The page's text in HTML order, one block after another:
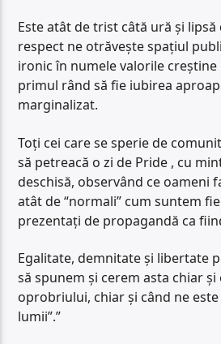
Este atât de trist câtă ură și lipsă
respect ne otrăvește spațiul
ironic în numele valorile
primul rând să fie iubirea
marginalizat.
Toți cei care se sperie de
să petreacă o zi de Pride , cu
deschisă, observând ce oameni
atât de “normali” cum suntem
prezentați de propagandă ca
Egalitate, demnitate și libertate
să spunem și cerem asta chiar
oprobriului, chiar și când ne
lumii”.”